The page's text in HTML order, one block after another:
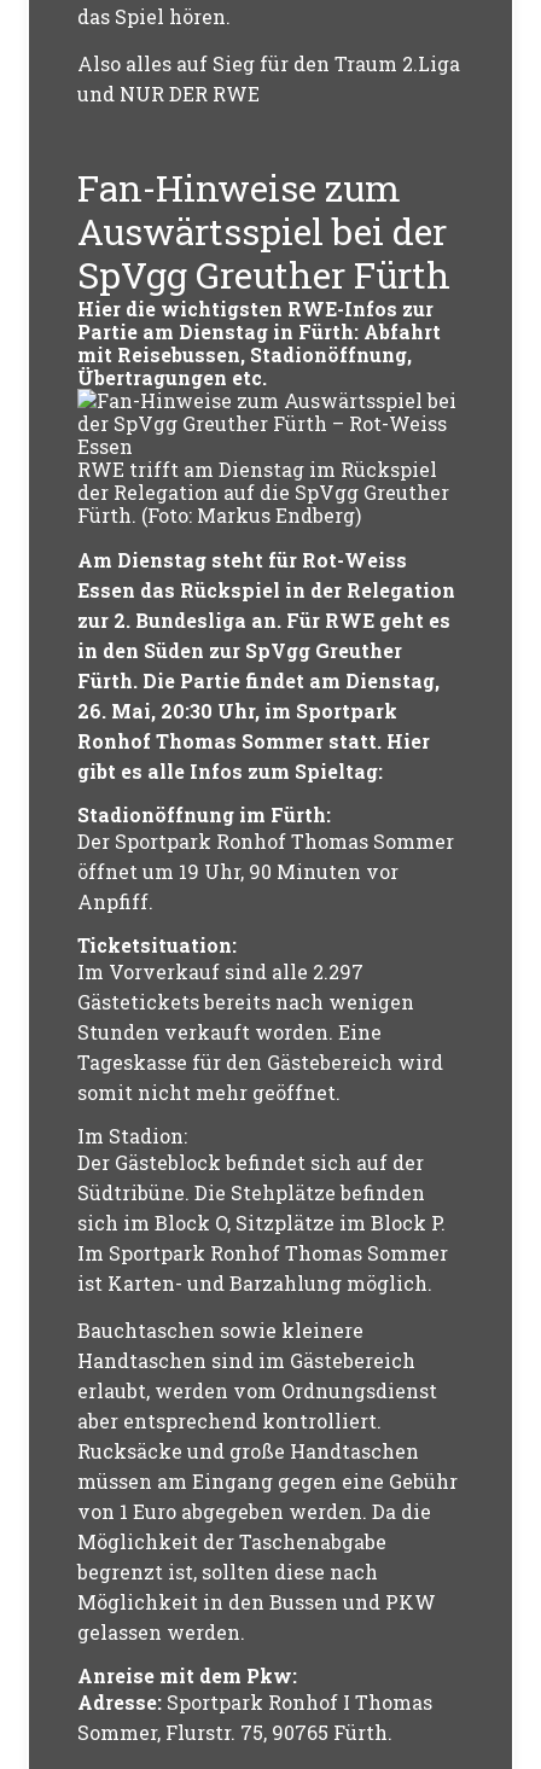
das Spiel hören.
Also alles auf Sieg für den Traum 2.Liga
und NUR DER RWE
Fan-Hinweise zum
Auswärtsspiel bei der
SpVgg Greuther Fürth
Hier die wichtigsten RWE-Infos zur
Partie am Dienstag in Fürth: Abfahrt
mit Reisebussen, Stadionöffnung,
Übertragungen etc.
RWE trifft am Dienstag im Rückspiel
der Relegation auf die SpVgg Greuther
Fürth. (Foto: Markus Endberg)
Am Dienstag steht für Rot-Weiss
Essen das Rückspiel in der Relegation
zur 2. Bundesliga an. Für RWE geht es
in den Süden zur SpVgg Greuther
Fürth. Die Partie findet am Dienstag,
26. Mai, 20:30 Uhr, im Sportpark
Ronhof Thomas Sommer statt. Hier
gibt es alle Infos zum Spieltag:
Stadionöffnung im Fürth:
Der Sportpark Ronhof Thomas Sommer
öffnet um 19 Uhr, 90 Minuten vor
Anpfiff.
Ticketsituation:
Im Vorverkauf sind alle 2.297
Gästetickets bereits nach wenigen
Stunden verkauft worden. Eine
Tageskasse für den Gästebereich wird
somit nicht mehr geöffnet.
Im Stadion:
Der Gästeblock befindet sich auf der
Südtribüne. Die Stehplätze befinden
sich im Block O, Sitzplätze im Block P.
Im Sportpark Ronhof Thomas Sommer
ist Karten- und Barzahlung möglich.
Bauchtaschen sowie kleinere
Handtaschen sind im Gästebereich
erlaubt, werden vom Ordnungsdienst
aber entsprechend kontrolliert.
Rucksäcke und große Handtaschen
müssen am Eingang gegen eine Gebühr
von 1 Euro abgegeben werden. Da die
Möglichkeit der Taschenabgabe
begrenzt ist, sollten diese nach
Möglichkeit in den Bussen und PKW
gelassen werden.
Anreise mit dem Pkw:
Adresse: Sportpark Ronhof I Thomas
Sommer, Flurstr. 75, 90765 Fürth.